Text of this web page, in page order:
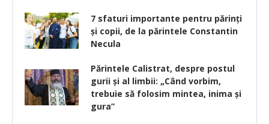
7 sfaturi importante pentru părinți
și copii, de la părintele Constantin
Necula
Părintele Calistrat, despre postul
gurii şi al limbii: „Când vorbim,
trebuie să folosim mintea, inima şi
gura”